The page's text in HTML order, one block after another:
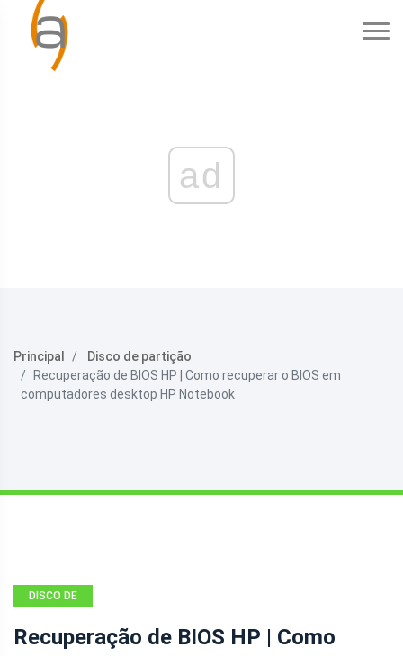
ad
Principal
Disco de partição
Recuperação de BIOS HP | Como recuperar o BIOS em
computadores desktop HP Notebook
DISCO DE
Recuperação de BIOS HP | Como